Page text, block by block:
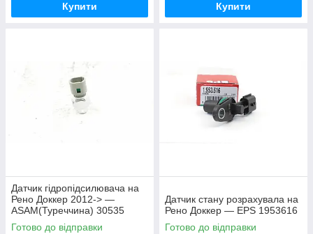
Купити Купити
Датчик гідропідсилювача на
Рено Доккер 2012-> —
ASAM(Туреччина) 30535
Готово до відправки
Датчик стану розрахувала на
Рено Доккер — EPS 1953616
Готово до відправки